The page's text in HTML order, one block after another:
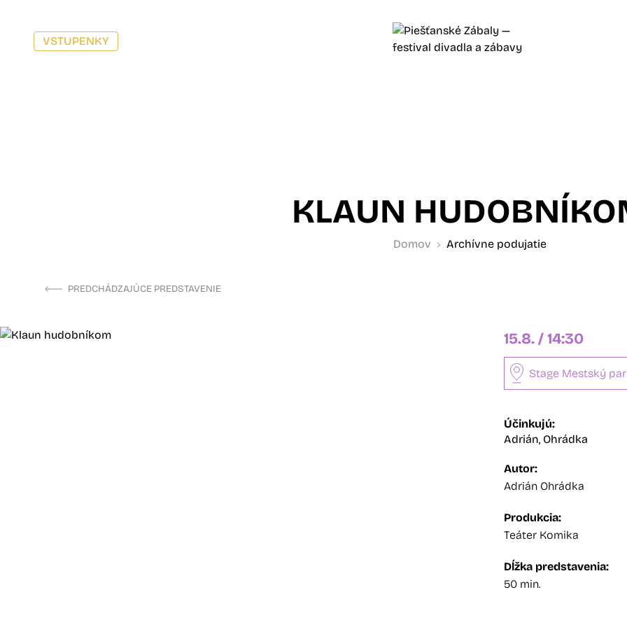
VSTUPENKY
KLAUN
Domov Archívne podujatie
PREDCHÁDZAJÚCE PREDSTAVENIE
15.8. / 14:30
Stage Mestský
Účinkujú:
Adrián, Ohrádka
Autor:
Adrián Ohrádka
Produkcia:
Teáter Komika
Dĺžka predstavenia:
50 min.